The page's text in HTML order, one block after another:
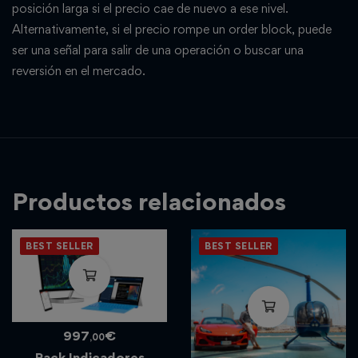
posición larga si el precio cae de nuevo a ese nivel.
Alternativamente, si el precio rompe un order block, puede
ser una señal para salir de una operación o buscar una
reversión en el mercado.
Productos relacionados
BEST SELLER
997,00€
BEST SELLER